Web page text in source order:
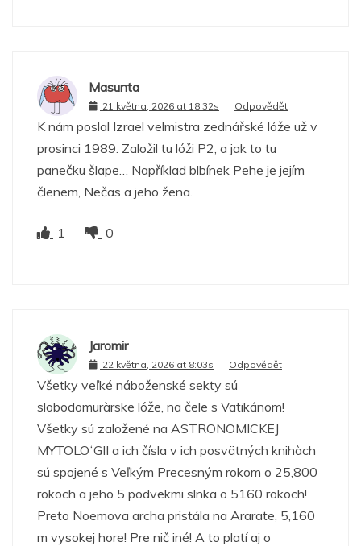
Masunta
21 května, 2026 at 18:32s Odpovědět
K nám poslal Izrael velmistra zednářské lóže už v
prosinci 1989. Založil tu lóži P2, a jak to tu
panečku šlape… Například blbínek Pehe je jejím
členem, Nečas a jeho žena.
1 0
Jaromir
22 května, 2026 at 8:03s Odpovědět
Všetky veľké náboženské sekty sú
slobodomuràrske lóže, na čele s Vatikánom!
Všetky sú založené na ASTRONOMICKEJ
MYTOLOʻGII a ich čísla v ich posvätných knihàch
sú spojené s Veľkým Precesným rokom o 25,800
rokoch a jeho 5 podvekmi slnka o 5160 rokoch!
Preto Noemova archa pristála na Ararate, 5,160
m vysokej hore! Pre nič iné! A to platí aj o